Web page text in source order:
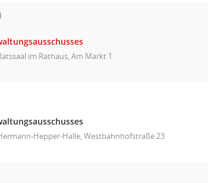
im Rathaus, Am Markt 1
Hepper-Halle, Westbahnhofstraße 23